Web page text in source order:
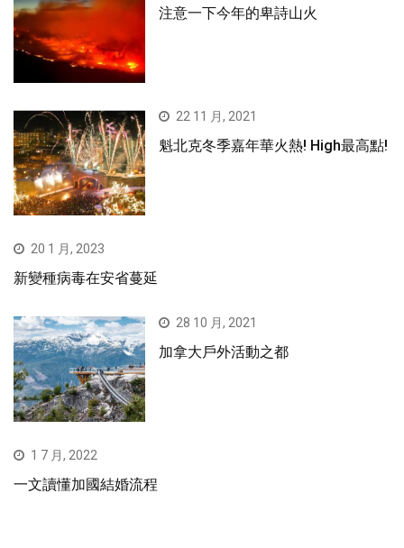
注意一下今年的卑詩山火
22 11 月, 2021
魁北克冬季嘉年華火熱! High最高點!
20 1 月, 2023
新變種病毒在安省蔓延
28 10 月, 2021
加拿大戶外活動之都
1 7 月, 2022
一文讀懂加國結婚流程